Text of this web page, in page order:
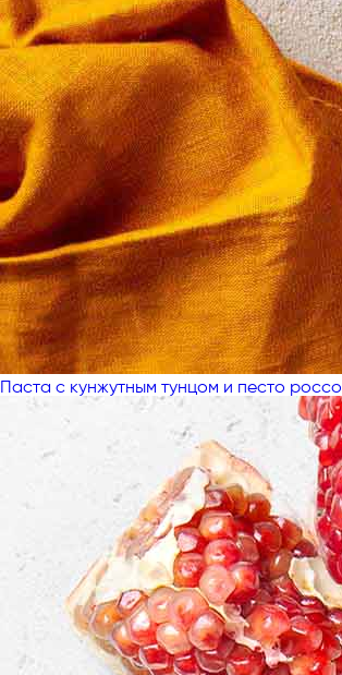
Паста с кунжутным тунцом и песто россо